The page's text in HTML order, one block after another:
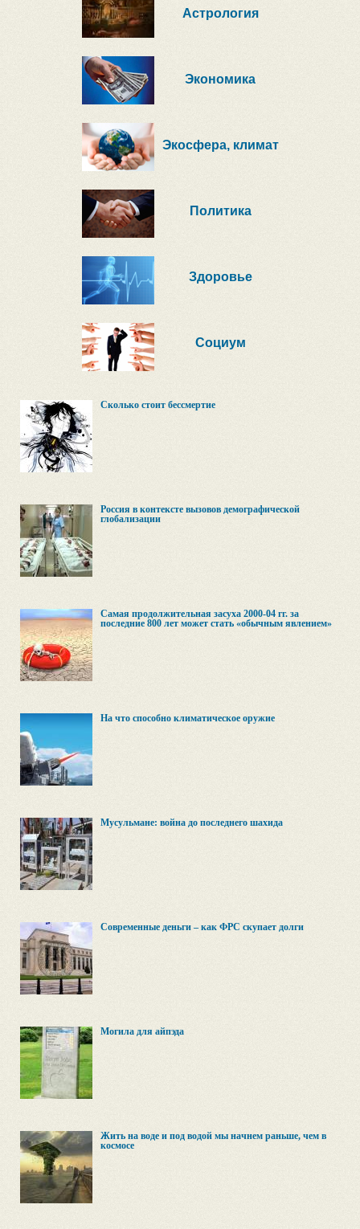
Астрология
Экономика
Экосфера, климат
Политика
Здоровье
Социум
Сколько стоит бессмертие
Россия в контексте вызовов демографической
глобализации
Самая продолжительная засуха 2000-04 гг. за
последние 800 лет может стать «обычным явлением»
На что способно климатическое оружие
Мусульмане: война до последнего шахида
Современные деньги – как ФРС скупает долги
Могила для айпэда
Жить на воде и под водой мы начнем раньше, чем в
космосе